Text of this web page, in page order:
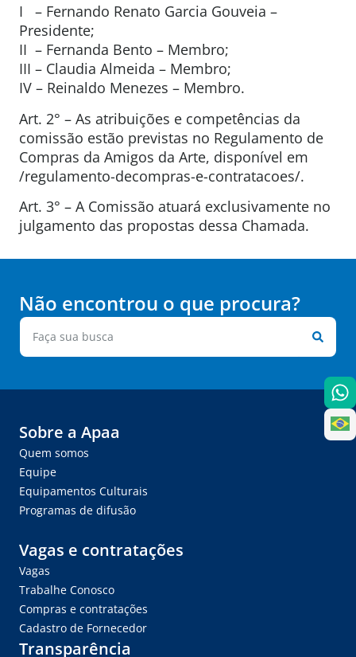
I – Fernando Renato Garcia Gouveia –
Presidente;
II – Fernanda Bento – Membro;
III – Claudia Almeida – Membro;
IV – Reinaldo Menezes – Membro.
Art. 2° – As atribuições e competências da
comissão estão previstas no Regulamento de
Compras da Amigos da Arte, disponível em
/regulamento-decompras-e-contratacoes/.
Art. 3° – A Comissão atuará exclusivamente no
julgamento das propostas dessa Chamada.
Não encontrou o que procura?
Sobre a Apaa
Quem somos
Equipe
Equipamentos Culturais
Programas de difusão
Vagas e contratações
Vagas
Trabalhe Conosco
Compras e contratações
Cadastro de Fornecedor
Transparência